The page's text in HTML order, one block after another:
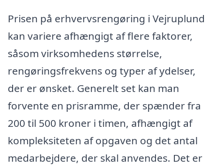
Prisen på erhvervsrengøring i Vejruplund
kan variere afhængigt af flere faktorer,
såsom virksomhedens størrelse,
rengøringsfrekvens og typer af ydelser,
der er ønsket. Generelt set kan man
forvente en prisramme, der spænder fra
200 til 500 kroner i timen, afhængigt af
kompleksiteten af opgaven og det antal
medarbejdere, der skal anvendes. Det er